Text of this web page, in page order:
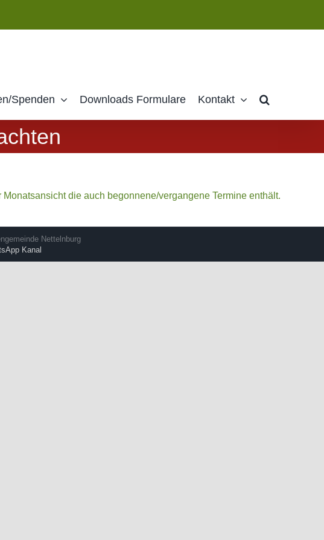
Spenden Downloads Formulare Kontakt
Monatsansicht die auch begonnene/vergangene Termine enthält.
Nettelnburg
Kanal